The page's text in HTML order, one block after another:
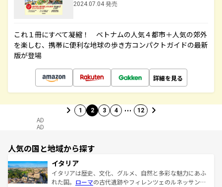
2024.07.04 発売
これ１冊にすべて凝縮！ ベトナムの人気４都市＋人気の郊外
を楽しむ、携帯に便利な地球の歩き方コンパクトガイドの最新
版が登場
詳細を見る
1 2 3 4 … 12
AD
AD
人気の国と地域から探す
イタリア
イタリアは歴史、文化、グルメ、自然と多彩な魅力にあふ
れた国。 ローマの古代遺跡やフィレンツェのルネッサンス